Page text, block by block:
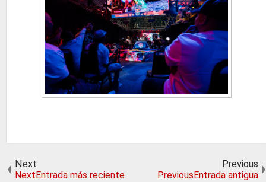
Next
NextEntrada más reciente
Previous
PreviousEntrada antigua